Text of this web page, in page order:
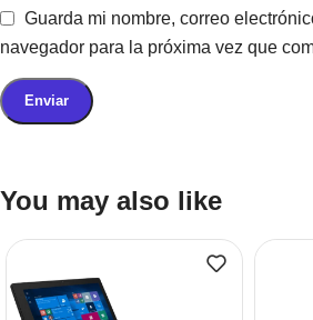
Guarda mi nombre, correo
navegador para la próxima vez que
You may also like